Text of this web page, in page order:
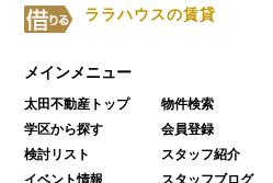
ララハウスの賃貸
メインメニュー
太田不動産トップ 物件検索
学区から探す
会員登録
検討リスト
スタッフ紹介
イベント情報
スタッフブログ